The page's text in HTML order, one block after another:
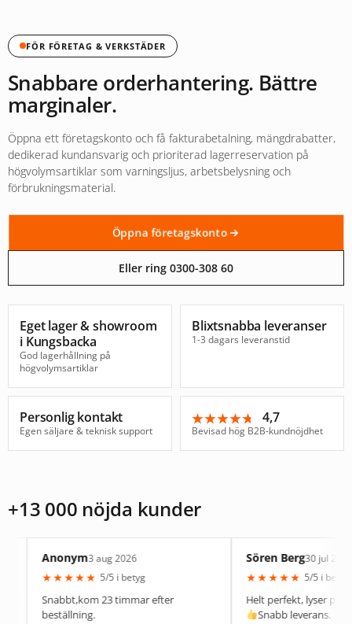
FÖR FÖRETAG & VERKSTÄDER
Snabbare orderhantering. Bättre
marginaler.
Öppna ett företagskonto och få fakturabetalning, mängdrabatter,
dedikerad kundansvarig och prioriterad lagerreservation på
högvolymsartiklar som varningsljus, arbetsbelysning och
förbrukningsmaterial.
Öppna företagskonto
Eller ring 0300-308 60
Eget lager & showroom
i Kungsbacka
God lagerhållning på
högvolymsartiklar
Blixtsnabba leveranser
1-3 dagars leveranstid
Personlig kontakt
Egen säljare & teknisk support
★★★★★
★★★★★ 4,7
Bevisad hög B2B-kundnöjdhet
+13 000 nöjda kunder
3 aug 2026
★ 5/5 i betyg
23 timmar efter
Sören Berg30 jul 2026
★ 5/5 i betyg
Helt perfekt, lyser precis som
Snabb leverans.